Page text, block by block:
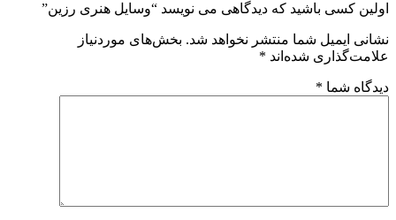
اولین کسی باشید که دیدگاهی می نویسد “وسایل هنری رزین”
نشانی ایمیل شما منتشر نخواهد شد.بخش‌های موردنیاز
علامت‌گذاری شده‌اند *
دیدگاه شما *